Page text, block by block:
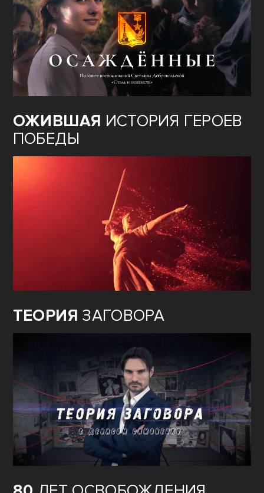
ОЖИВШАЯ ИСТОРИЯ ГЕРОЕВ
ПОБЕДЫ
ТЕОРИЯ ЗАГОВОРА